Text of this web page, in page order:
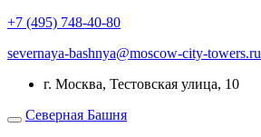
+7 (495) 748-40-80
severnaya-bashnya@moscow-city-towers.ru
г. Москва, Тестовская улица, 10
Северная Башня